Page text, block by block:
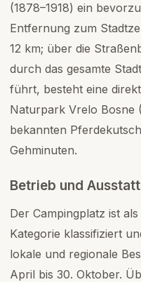
(1878–1918) ein
Entfernung zum
12 km; über die
durch das gesamte
führt, besteht eine
Naturpark Vrelo Bosne
bekannten
Gehminuten.
Betrieb und
Der Campingplatz ist
Kategorie klassifiziert
lokale und regionale
April bis 30. Oktober.